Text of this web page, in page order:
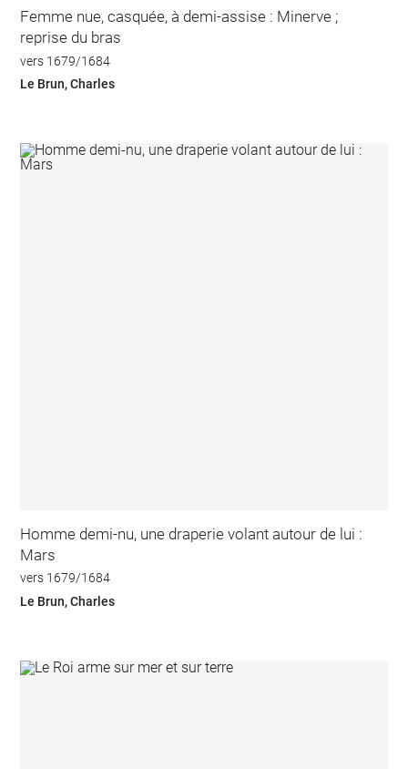
Femme nue, casquée, à demi-assise : Minerve ;
reprise du bras
vers 1679/1684
Le Brun, Charles
Homme demi-nu, une draperie volant autour de lui :
Mars
vers 1679/1684
Le Brun, Charles